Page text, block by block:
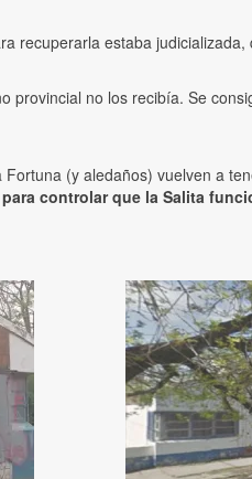
recuperarla estaba
no los recibía. Se
(y aledaños) vuelven a
controlar que la Salita